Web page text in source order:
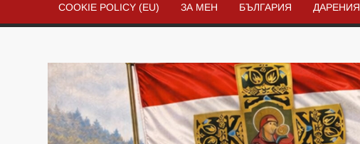
COOKIE POLICY (EU) ЗА МЕН БЪЛГАРИЯ ДАРЕНИЯ